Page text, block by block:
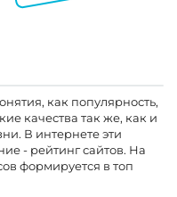
как популярность,
качества так же, как и
В интернете эти
- рейтинг сайтов. На
формируется в топ